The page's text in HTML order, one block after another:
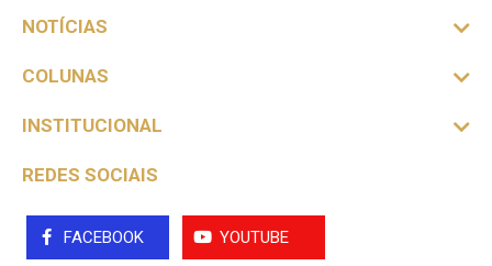
NOTÍCIAS
COLUNAS
INSTITUCIONAL
REDES SOCIAIS
FACEBOOK YOUTUBE